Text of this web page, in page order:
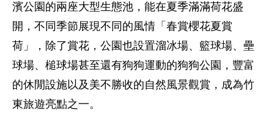
濱公園的兩座大型生態池，能在夏季滿滿荷花盛
開，不同季節展現不同的風情「春賞櫻花夏賞
荷」，除了賞花，公園也設置溜冰場、籃球場、壘
球場、槌球場甚至還有狗狗運動的狗狗公園，豐富
的休閒設施以及美不勝收的自然風景觀賞，成為竹
東旅遊亮點之一。